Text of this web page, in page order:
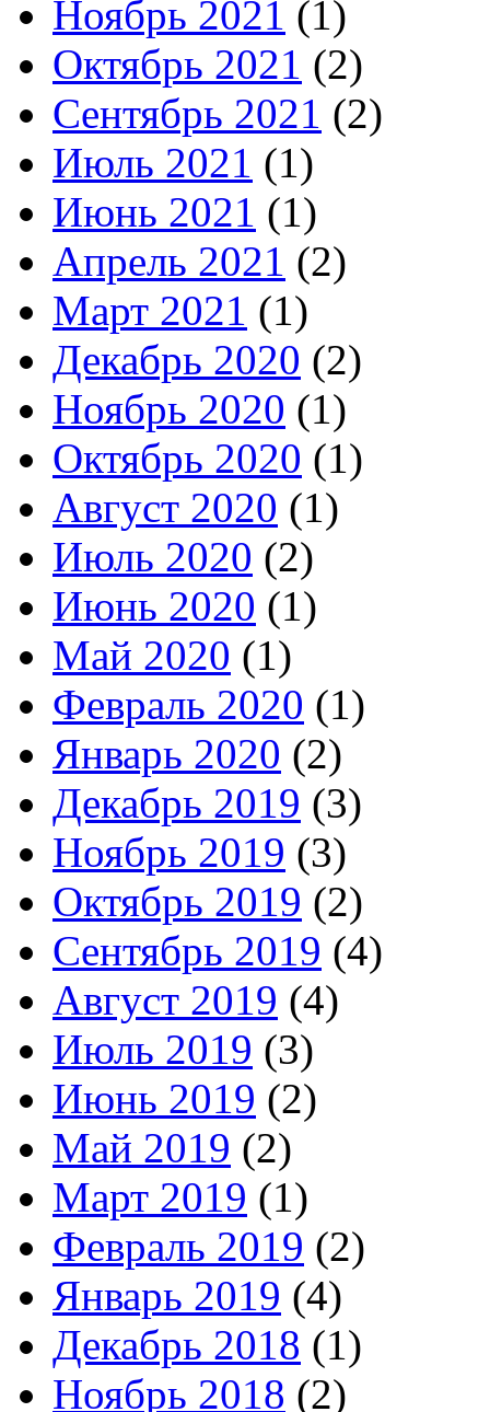
Ноябрь 2021 (1)
Октябрь 2021 (2)
Сентябрь 2021 (2)
Июль 2021 (1)
Июнь 2021 (1)
Апрель 2021 (2)
Март 2021 (1)
Декабрь 2020 (2)
Ноябрь 2020 (1)
Октябрь 2020 (1)
Август 2020 (1)
Июль 2020 (2)
Июнь 2020 (1)
Май 2020 (1)
Февраль 2020 (1)
Январь 2020 (2)
Декабрь 2019 (3)
Ноябрь 2019 (3)
Октябрь 2019 (2)
Сентябрь 2019 (4)
Август 2019 (4)
Июль 2019 (3)
Июнь 2019 (2)
Май 2019 (2)
Март 2019 (1)
Февраль 2019 (2)
Январь 2019 (4)
Декабрь 2018 (1)
Ноябрь 2018 (2)